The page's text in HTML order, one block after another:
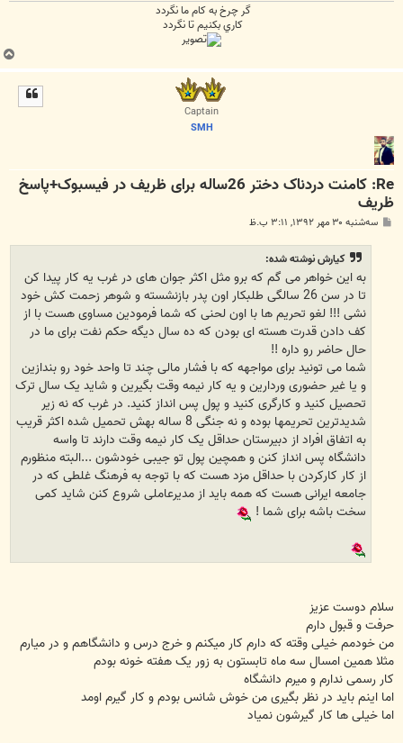
گر چرخ به كام ما نگردد
كاري بكنيم تا نگردد
ب
ا
Captain
SMH
Re: کامنت دردناک دختر 26ساله برای ظریف در فیسبوک+پاسخ
ظریف
پ سه‌شنبه ۳۰ مهر ۱۳۹۲, ۳:۱۱ ب.ظ
كيارش نوشته شده:
به این خواهر می گم که برو مثل اکثر جوان های در غرب یه کار پیدا کن
تا در سن 26 سالگی طلبکار اون پدر بازنشسته و شوهر زحمت کش خود
نشی !!! لغو تحریم ها با اون لحنی که شما فرمودین مساوی هست با از
کف دادن قدرت هسته ای بودن که ده سال دیگه حکم نفت برای ما در
حال حاضر رو داره !!
شما می تونید برای مواجهه که با فشار مالی چند تا واحد خود رو بندازین
و یا غیر حضوری وردارین و یه کار نیمه وقت بگیرین و شاید یک سال ترک
تحصیل کنید و کارگری کنید و پول پس انداز کنید. در غرب که نه زیر
شدیدترین تحریمها بوده و نه جنگی 8 ساله بهش تحمیل شده اکثر قریب
به اتفاق افراد از دبیرستان حداقل یک کار نیمه وقت دارند تا واسه
دانشگاه پس انداز کنن و همچین پول تو جیبی خودشون ...البته منظورم
از کار کارکردن با حداقل مزد هست که با توجه به فرهنگ غلطی که در
جامعه ایرانی هست که همه باید از مدیرعاملی شروع کنن شاید کمی
سخت باشه برای شما !
سلام دوست عزیز
حرفت و قبول دارم
من خودمم خیلی وقته که دارم کار میکنم و خرج درس و دانشگاهم و در میارم
مثلا همین امسال سه ماه تابستون به زور یک هفته خونه بودم
کار رسمی ندارم و میرم دانشگاه
اما اینم باید در نظر بگیری من خوش شانس بودم و کار گیرم اومد
اما خیلی ها کار گیرشون نمیاد